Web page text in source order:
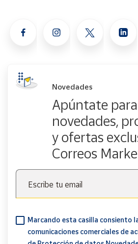
Novedades
Apúntate
novedades,
y ofertas
Correos
Escribe tu email
Marcando esta casilla consiento
comunicaciones comerciales de